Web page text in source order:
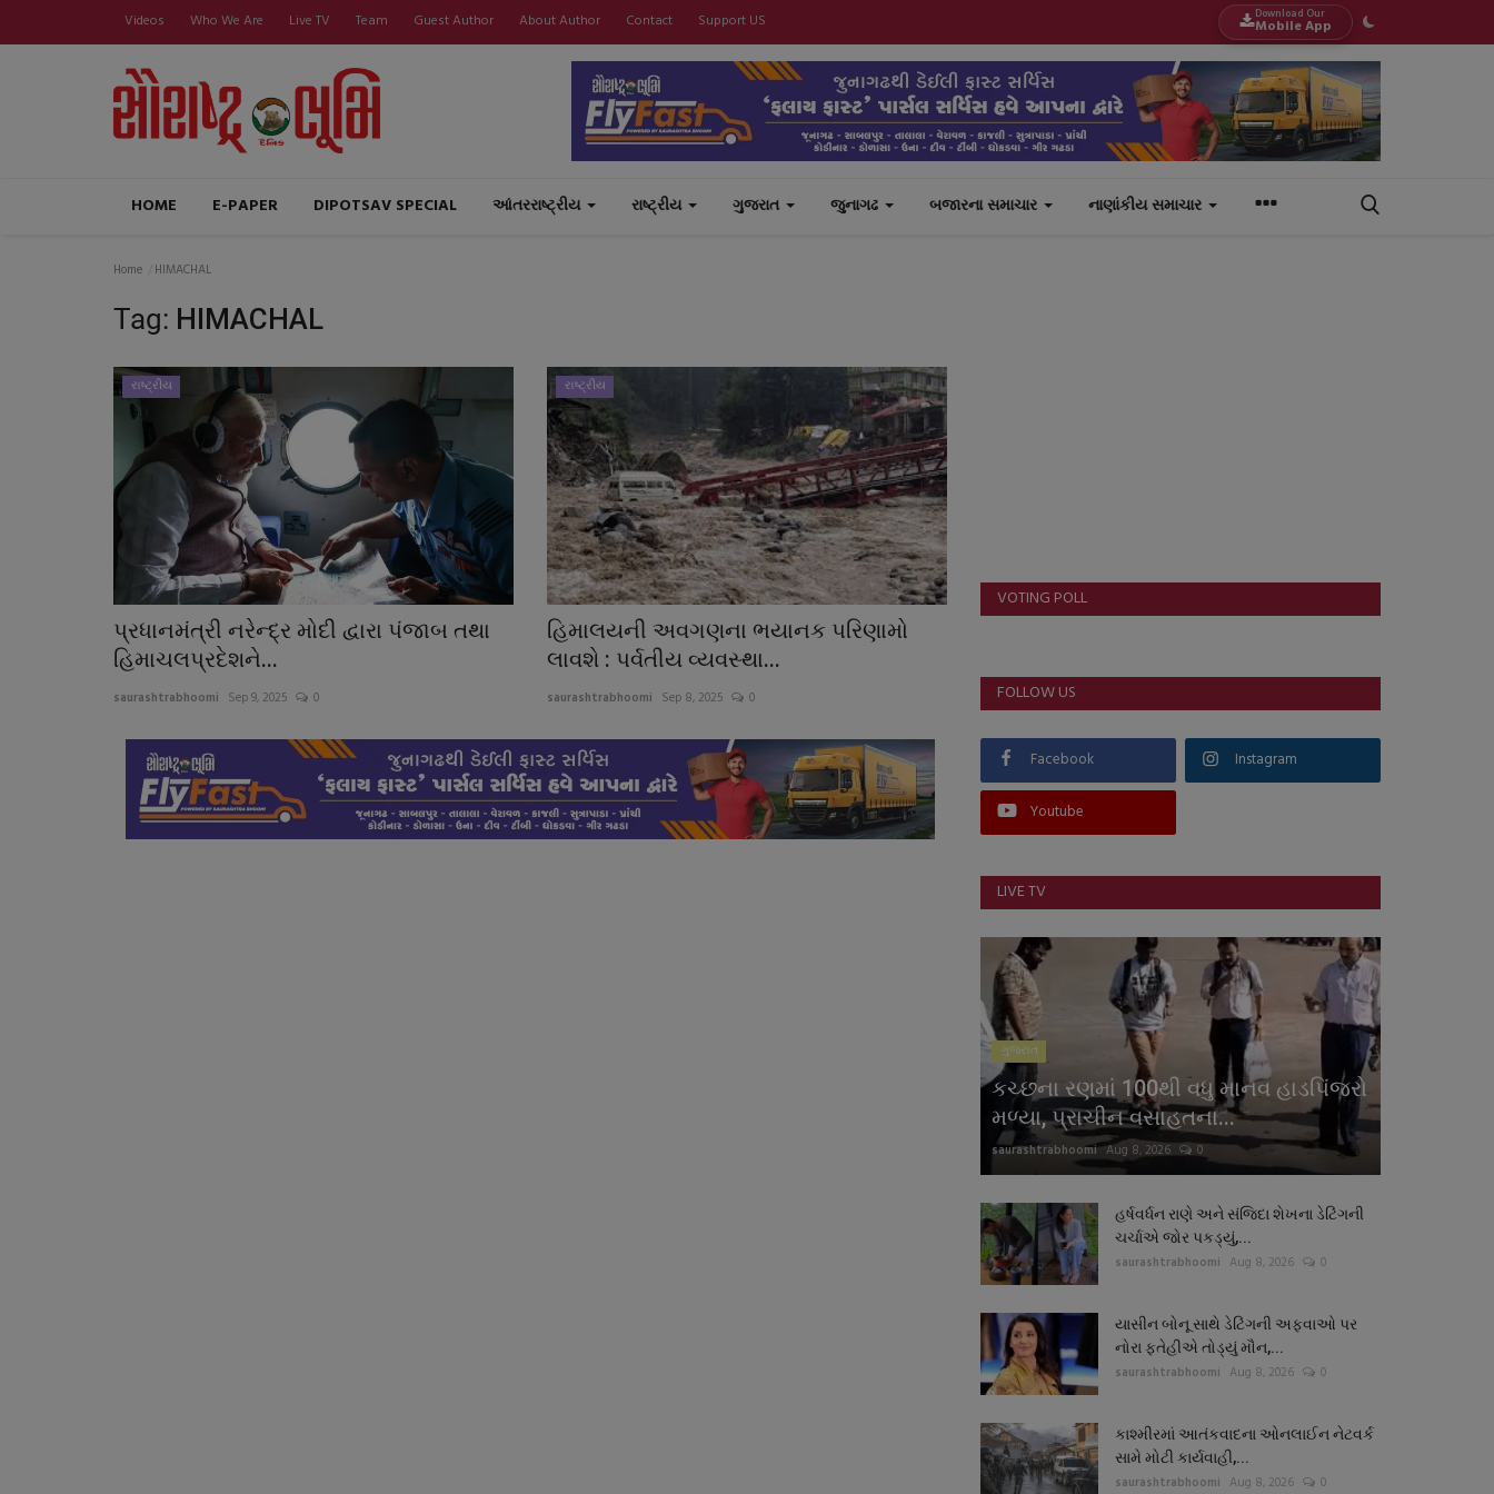
Videos Who We Are Live TV Team Guest Author About Author Contact Support US Download Our
Mobile App
HOME E-PAPER DIPOTSAV SPECIAL આંતરરાષ્ટ્રીય રાષ્ટ્રીય ગુજરાત જુનાગઢ બજારના સમાચાર નાણાંકીય સમાચાર
Home HIMACHAL
Tag: HIMACHAL
રાષ્ટ્રીય
પ્રધાનમંત્રી નરેન્દ્ર મોદી દ્વારા પંજાબ તથા
હિમાચલપ્રદેશને...
saurashtrabhoomi Sep 9, 2025 0
રાષ્ટ્રીય
હિમાલયની અવગણના ભયાનક પરિણામો
લાવશે : પર્વતીય વ્યવસ્થા...
saurashtrabhoomi Sep 8, 2025 0
VOTING POLL
FOLLOW US
Facebook Instagram
Youtube
LIVE TV
ગુજરાત
કચ્છના રણમાં 100થી વધુ માનવ હાડપિંજરો
મળ્યા, પ્રાચીન વસાહતના...
saurashtrabhoomi Aug 8, 2026 0
હર્ષવર્ધન રાણે અને સંજિદા શેખના ડેટિંગની
ચર્ચાએ જોર પકડ્યું,...
saurashtrabhoomi Aug 8, 2026 0
યાસીન બોનૂ સાથે ડેટિંગની અફવાઓ પર
નોરા ફતેહીએ તોડ્યું મૌન,...
saurashtrabhoomi Aug 8, 2026 0
કાશ્મીરમાં આતંકવાદના ઓનલાઈન નેટવર્ક
સામે મોટી કાર્યવાહી,...
saurashtrabhoomi Aug 8, 2026 0